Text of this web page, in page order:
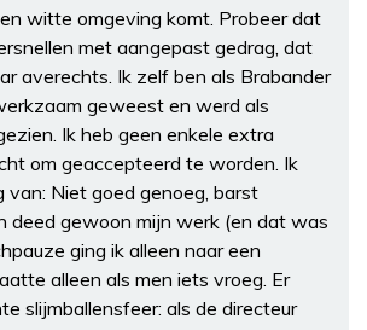
witte omgeving komt. Probeer dat
met aangepast gedrag, dat
averechts. Ik zelf ben als Brabander
geweest en werd als
Ik heb geen enkele extra
om geaccepteerd te worden. Ik
van: Niet goed genoeg, barst
deed gewoon mijn werk (en dat was
ging ik alleen naar een
alleen als men iets vroeg. Er
slijmballensfeer: als de directeur